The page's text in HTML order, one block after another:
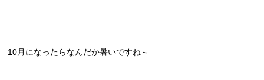
10月になったらなんだか暑いですね～